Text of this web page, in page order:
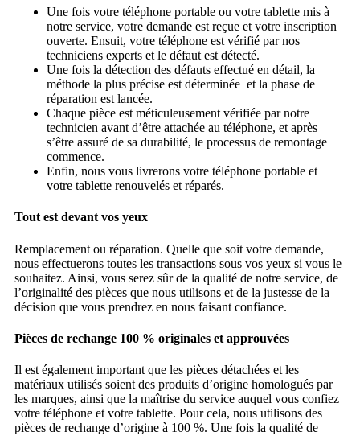
Une fois votre téléphone portable ou votre tablette mis à
notre service, votre demande est reçue et votre inscription
ouverte. Ensuit, votre téléphone est vérifié par nos
techniciens experts et le défaut est détecté.
Une fois la détection des défauts effectué en détail, la
méthode la plus précise est déterminée et la phase de
réparation est lancée.
Chaque pièce est méticuleusement vérifiée par notre
technicien avant d’être attachée au téléphone, et après
s’être assuré de sa durabilité, le processus de remontage
commence.
Enfin, nous vous livrerons votre téléphone portable et
votre tablette renouvelés et réparés.
Tout est devant vos yeux
Remplacement ou réparation. Quelle que soit votre demande,
nous effectuerons toutes les transactions sous vos yeux si vous le
souhaitez. Ainsi, vous serez sûr de la qualité de notre service, de
l’originalité des pièces que nous utilisons et de la justesse de la
décision que vous prendrez en nous faisant confiance.
Pièces de rechange 100 % originales et approuvées
Il est également important que les pièces détachées et les
matériaux utilisés soient des produits d’origine homologués par
les marques, ainsi que la maîtrise du service auquel vous confiez
votre téléphone et votre tablette. Pour cela, nous utilisons des
pièces de rechange d’origine à 100 %. Une fois la qualité de